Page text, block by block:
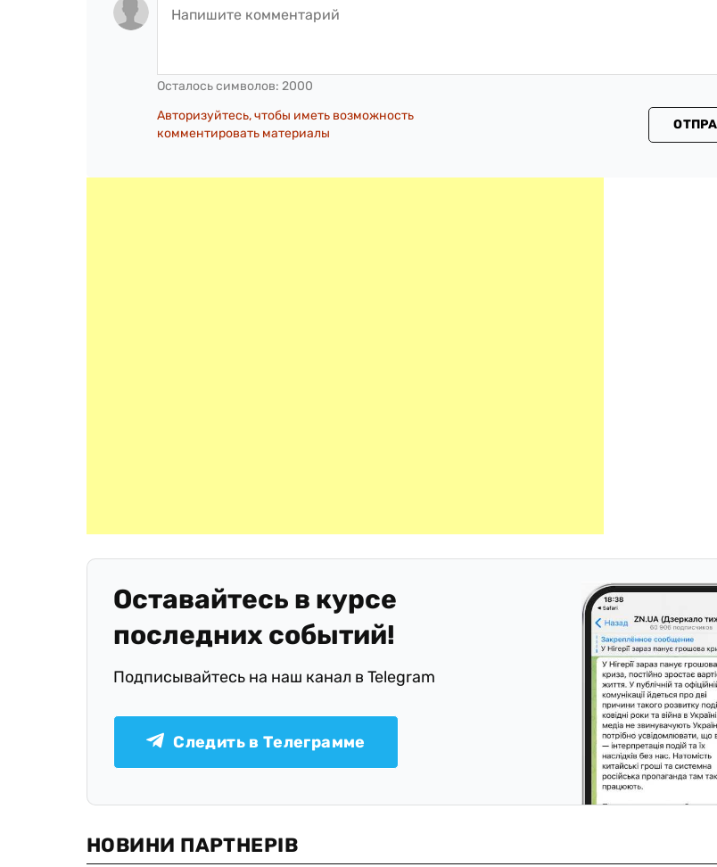
Осталось символов: 2000
Авторизуйтесь, чтобы иметь возможность
комментировать материалы
Оставайтесь в курсе
последних событий!
Подписывайтесь на наш канал в Telegram
Следить в Телеграмме